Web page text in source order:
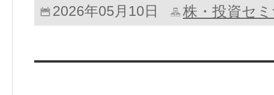
2026年05月10日 株・投資セ